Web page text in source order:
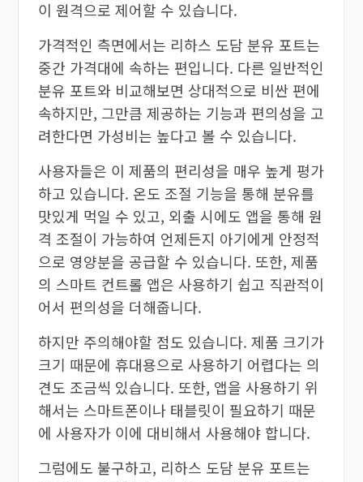
이 원격으로 제어할 수 있습니다.
가격적인 측면에서는 리하스 도담 분유 포트는
중간 가격대에 속하는 편입니다. 다른 일반적인
분유 포트와 비교해보면 상대적으로 비싼 편에
속하지만, 그만큼 제공하는 기능과 편의성을 고
려한다면 가성비는 높다고 볼 수 있습니다.
사용자들은 이 제품의 편리성을 매우 높게 평가
하고 있습니다. 온도 조절 기능을 통해 분유를
맛있게 먹일 수 있고, 외출 시에도 앱을 통해 원
격 조절이 가능하여 언제든지 아기에게 안정적
으로 영양분을 공급할 수 있습니다. 또한, 제품
의 스마트 컨트롤 앱은 사용하기 쉽고 직관적이
어서 편의성을 더해줍니다.
하지만 주의해야할 점도 있습니다. 제품 크기가
크기 때문에 휴대용으로 사용하기 어렵다는 의
견도 조금씩 있습니다. 또한, 앱을 사용하기 위
해서는 스마트폰이나 태블릿이 필요하기 때문
에 사용자가 이에 대비해서 사용해야 합니다.
그럼에도 불구하고, 리하스 도담 분유 포트는